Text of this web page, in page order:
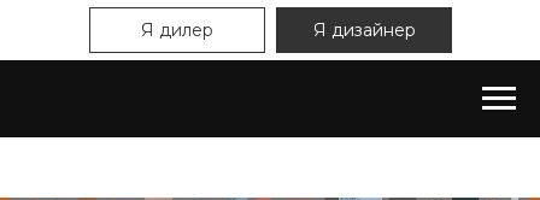
Я дилер Я дизайнер